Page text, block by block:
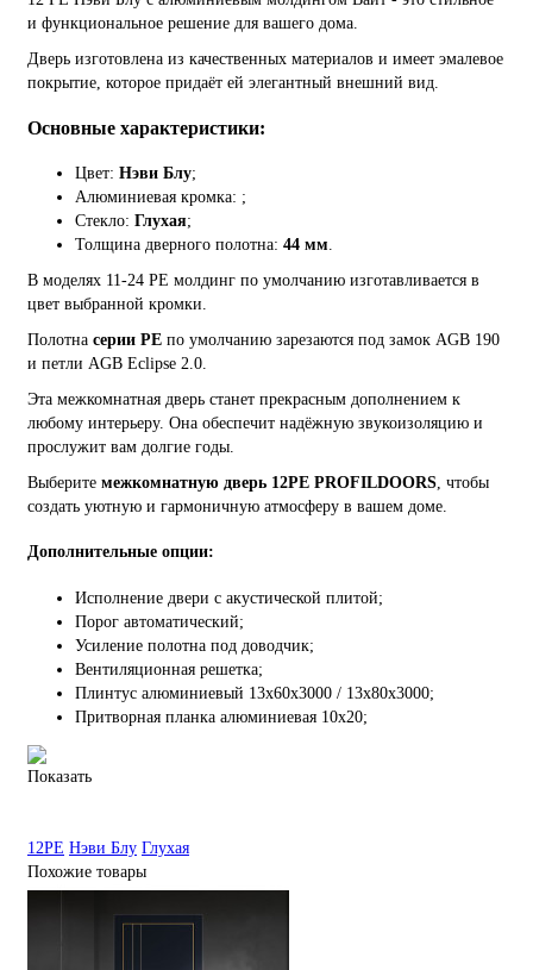
и функциональное решение для вашего дома.
Дверь изготовлена из качественных материалов и имеет эмалевое
покрытие, которое придаёт ей элегантный внешний вид.
Основные характеристики:
Цвет: Нэви Блу;
Алюминиевая кромка: ;
Стекло: Глухая;
Толщина дверного полотна: 44 мм
В моделях 11-24 PE молдинг по умолчанию изготавливается в
цвет выбранной кромки.
Полотна серии PE по умолчанию зарезаются под замок AGB 190
и петли AGB Eclipse 2.0.
Эта межкомнатная дверь станет прекрасным дополнением к
любому интерьеру. Она обеспечит надёжную звукоизоляцию и
прослужит вам долгие годы.
Выберите межкомнатную дверь 12PE PROFILDOORS , чтобы
создать уютную и гармоничную атмосферу в вашем доме.
Дополнительные опции:
Исполнение двери с акустической плитой;
Порог автоматический;
Усиление полотна под доводчик;
Вентиляционная решетка;
Плинтус алюминиевый 13х60х3000 / 13х80х3000;
Притворная планка алюминиевая 10x20;
Показать
12PE Нэви Блу Глухая
Похожие товары